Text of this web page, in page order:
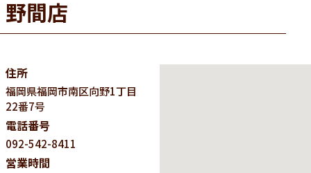
野間店
住所
福岡県福岡市南区向野1丁目
22番7号
電話番号
092-542-8411
営業時間